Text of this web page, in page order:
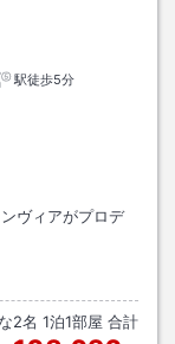
駅徒歩5分
ヴィアがプロデ
2名 1泊1部屋 合計